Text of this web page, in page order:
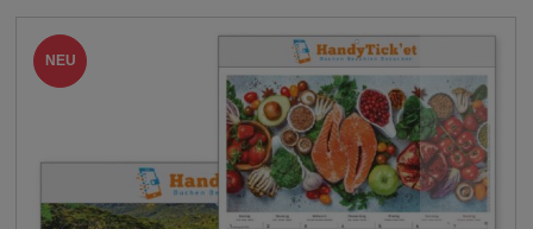
NEU